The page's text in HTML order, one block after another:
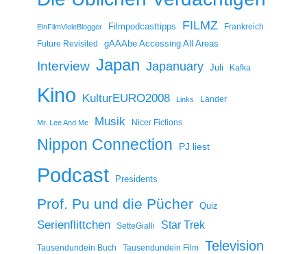
EinFilmVieleBlogger Filmpodcasttipps FILMZ
Frankreich
Future Revisited
gAAAbe Accessing All Areas
Interview Japan Japanuary Juli Kafka
Kino KulturEURO2008 Links Länder
Mr. Lee And Me Musik Nicer Fictions
Nippon Connection PJ liest
Podcast Presidents
Prof. Pu und die Pücher Quiz
Serienflittchen SetteGialli Star Trek
Tausendundein Buch Tausendundein Film Television